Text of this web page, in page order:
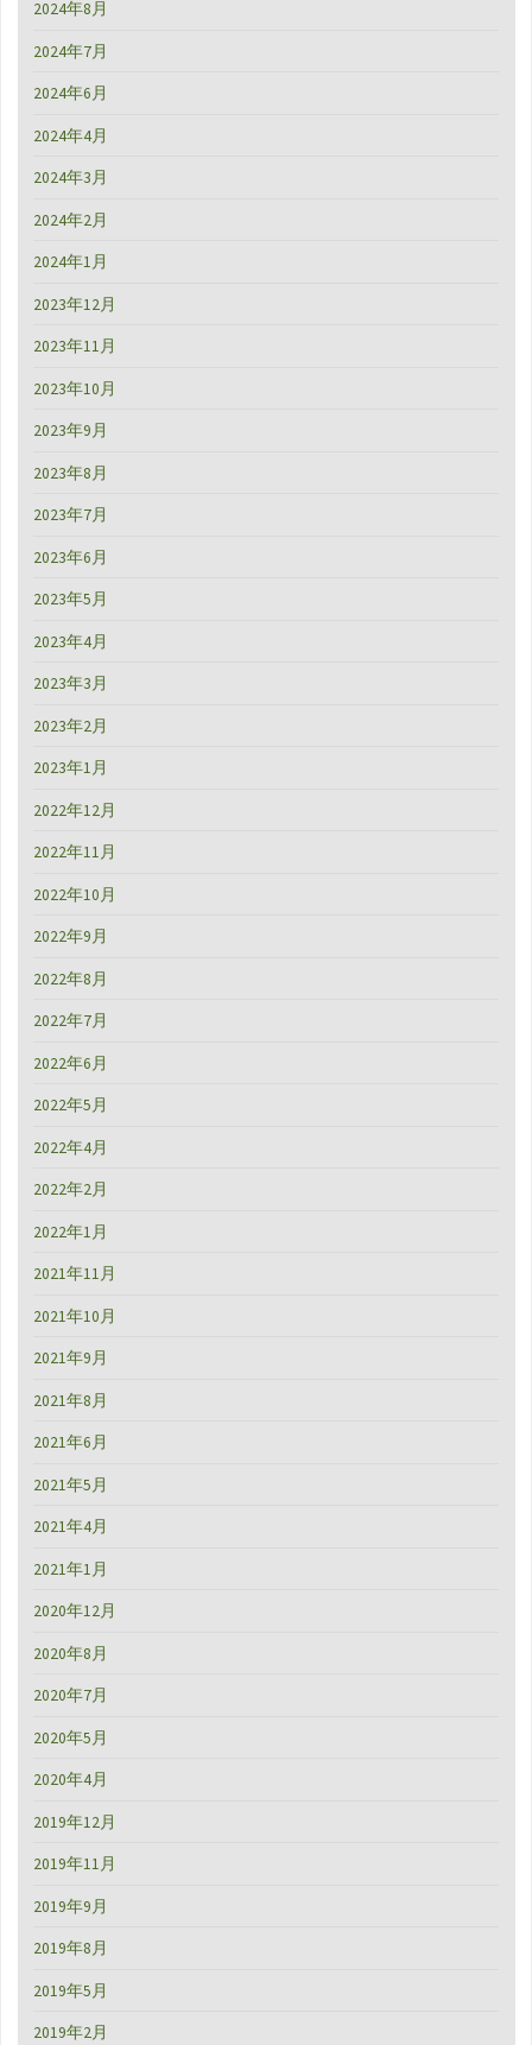
2024年8月
2024年7月
2024年6月
2024年4月
2024年3月
2024年2月
2024年1月
2023年12月
2023年11月
2023年10月
2023年9月
2023年8月
2023年7月
2023年6月
2023年5月
2023年4月
2023年3月
2023年2月
2023年1月
2022年12月
2022年11月
2022年10月
2022年9月
2022年8月
2022年7月
2022年6月
2022年5月
2022年4月
2022年2月
2022年1月
2021年11月
2021年10月
2021年9月
2021年8月
2021年6月
2021年5月
2021年4月
2021年1月
2020年12月
2020年8月
2020年7月
2020年5月
2020年4月
2019年12月
2019年11月
2019年9月
2019年8月
2019年5月
2019年2月